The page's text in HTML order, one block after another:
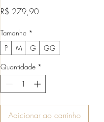
R$ 279,90Preço
Tamanho *
P
M G
GG
Quantidade *
Adicionar ao carrinho